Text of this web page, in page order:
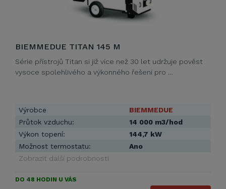
BIEMMEDUE TITAN 145 M
Série přístrojů Titan si již více než 30 let udržuje pověst
vysoce spolehlivého a výkonného řešení pro …
Výrobce
BIEMMEDUE
Průtok vzduchu:
14 000 m3/hod
Výkon topení:
144,7 kW
Možnost termostatu:
Ano
Zobrazit další podrobnosti
DO 48 HODIN U VÁS